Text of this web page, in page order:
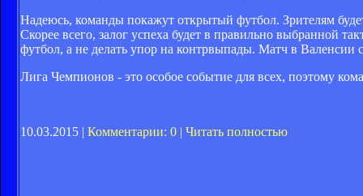
Надеюсь, команды покажут открытый футбол. Зрителям
Скорее всего, залог успеха будет в правильно выбранной
футбол, а не делать упор на контрвыпады. Матч в Валенсии
Лига Чемпионов - это особое событие для всех, поэтому
10.03.2015 | Комментарии: 0 | Читать полностью